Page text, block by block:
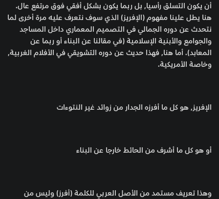
أن يكون التسلق رأسيا, بل ربما يكون بشكل أفقي فوق مرتفع عال.
هنا يطل علينا مفهوم (الإفريز) الذي سوف نتعرف عليه مرة أخرى لما
نتحدث عن دوره الجمالي في التصميم المعماري داخل المساجد
والجوامع والأبنية الإسلامية (في مقالنا عن البناء أو ربما عن
المعابد). أما هنا, فهذا حديث عن دوره التشويقي في الأفلام الغربية,
وخاصة الأمريكية.
الإفريز, هو كل ما أفرزه الجدار من زوائد غير النتوءات
أو هو كل ما أشرف من الحائط خارجا عن البناء
وهذا تعريف مستمد من الأصل العربي للكلمة (أفرز) وليس من